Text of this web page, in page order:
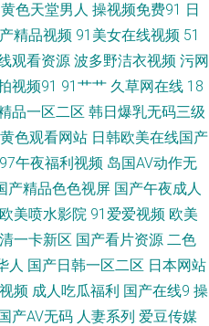
合 最新色片 av激情片 福利址老司机
天天喊 美女天天肏 亚洲三级电 91香
日韩A三级 综合淫网 肏屄大香蕉 九
网123 传媒视频在线入口 久草国产福
一级片 91色淫网 AV性爱区 成人浮力
女福利网 91亚洲资源站 国产日韩欧
黄色天堂男人 操视频免费91 日
精品视频 91美女在线视频 51
观看资源 波多野洁衣视频 污网
视频91 91艹艹 久草网在线 18
品一区二区 韩日爆乳无码三级
色观看网站 日韩欧美在线国产
97午夜福利视频 岛国AV动作无
产精品色色视屏 国产午夜成人
欧美喷水影院 91爱爱视频 欧美
一卡新区 国产看片资源 二色
人 国产日韩一区二区 日本网站
频 成人吃瓜福利 国产在线9 操
产AV无码 人妻系列 爱豆传媒